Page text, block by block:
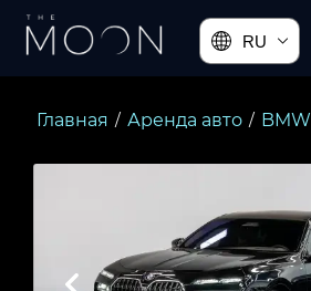
RU
Главная / Аренда авто / BMW